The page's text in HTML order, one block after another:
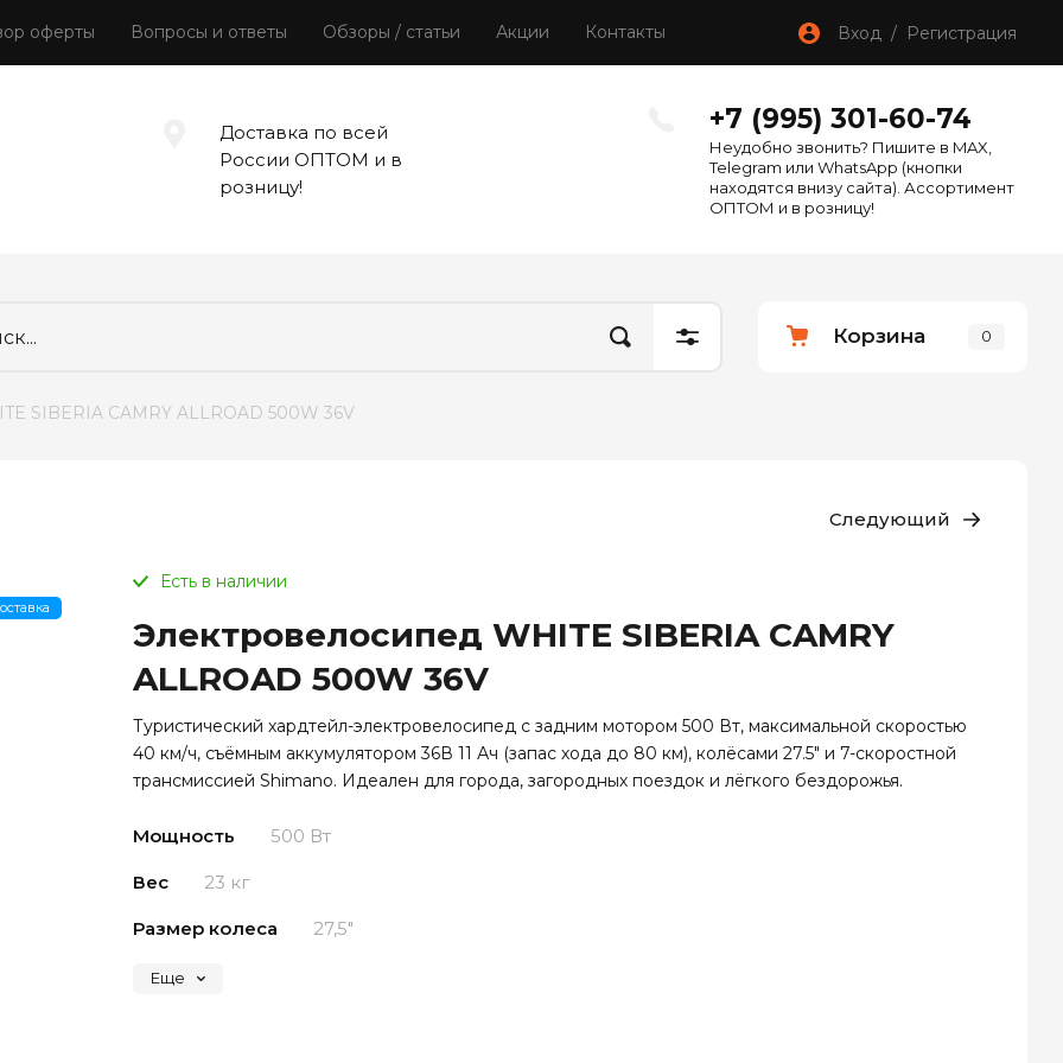
оферты Вопросы и ответы Обзоры / статьи Акции Контакты Вход / Регистрация
Доставка по всей
России ОПТОМ и в
розницу!
+7 (995) 301-60-74
Неудобно звонить? Пишите в MAX,
Telegram или WhatsApp (кнопки
находятся внизу сайта). Ассортимент
ОПТОМ и в розницу!
Корзина 0
SIBERIA CAMRY ALLROAD 500W 36V
Следующий
Есть в наличии
Электровелосипед WHITE SIBERIA CAMRY
ALLROAD 500W 36V
Туристический хардтейл-электровелосипед с задним мотором 500 Вт, максимальной скоростью
40 км/ч, съёмным аккумулятором 36В 11 Ач (запас хода до 80 км), колёсами 27.5″ и 7-скоростной
трансмиссией Shimano. Идеален для города, загородных поездок и лёгкого бездорожья.
Мощность 500 Вт
Вес 23 кг
Размер колеса 27,5"
Еще